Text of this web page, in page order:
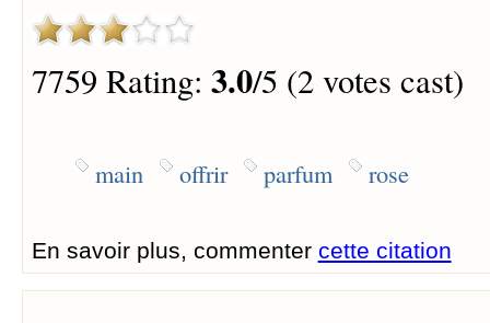
7759 Rating: 3.0/5 (2 votes cast)
main offrir parfum rose
En savoir plus, commenter cette citation